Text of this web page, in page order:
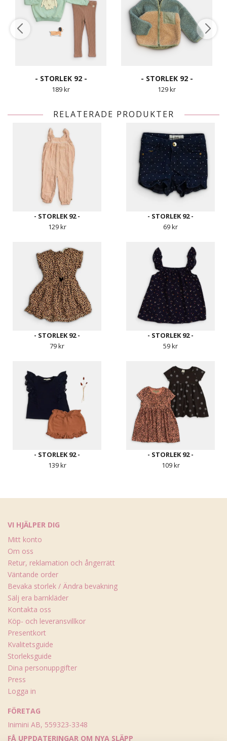
- STORLEK 92 -
189 kr
- STORLEK 92 -
129 kr
RELATERADE PRODUKTER
- STORLEK 92 -
129 kr
- STORLEK 92 -
69 kr
- STORLEK 92 -
79 kr
- STORLEK 92 -
59 kr
- STORLEK 92 -
139 kr
- STORLEK 92 -
109 kr
VI HJÄLPER DIG
Mitt konto
Om oss
Retur, reklamation och ångerrätt
Väntande order
Bevaka storlek / Ändra bevakning
Sälj era barnkläder
Kontakta oss
Köp- och leveransvillkor
Presentkort
Kvalitetsguide
Storleksguide
Dina personuppgifter
Press
Logga in
FÖRETAG
Inimini AB, 559323-3348
FÅ UPPDATERINGAR OM NYA SLÄPP